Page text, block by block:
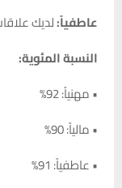
عاطفياً:لديك
النسبة المئوية:
• مهنياً: 92%
• مالياً: 90%
• عاطفياً: 91%